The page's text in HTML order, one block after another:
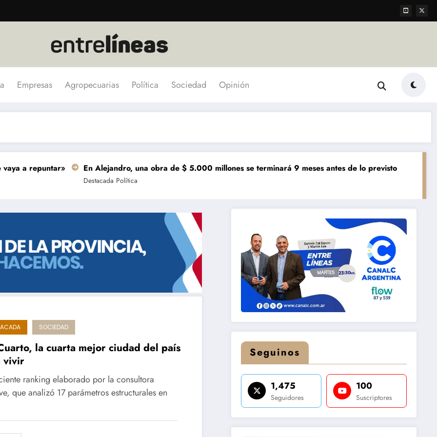
Empresas Agropecuarias Política Sociedad Opinión
En Alejandro, una obra de $ 5.000 millones se terminará 9 meses antes de lo previsto
Política
«El mundo
SOCIEDAD
la cuarta mejor ciudad del país
vivir
ranking elaborado por la consultora
que analizó 17 parámetros estructurales en
Seguinos
1,475
Seguidores
100
Suscriptores